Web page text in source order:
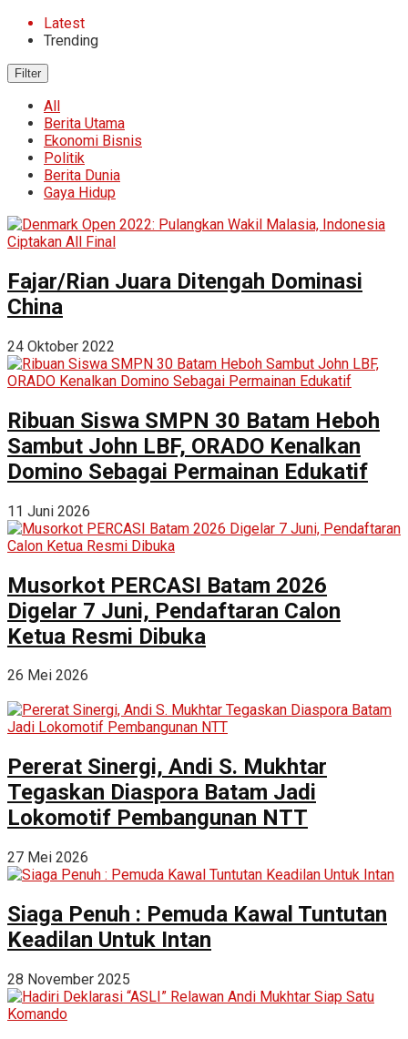
Latest
Trending
Filter
All
Berita Utama
Ekonomi Bisnis
Politik
Berita Dunia
Gaya Hidup
Fajar/Rian Juara Ditengah Dominasi
China
24 Oktober 2022
Ribuan Siswa SMPN 30 Batam Heboh
Sambut John LBF, ORADO Kenalkan
Domino Sebagai Permainan Edukatif
11 Juni 2026
Musorkot PERCASI Batam 2026
Digelar 7 Juni, Pendaftaran Calon
Ketua Resmi Dibuka
26 Mei 2026
Pererat Sinergi, Andi S. Mukhtar
Tegaskan Diaspora Batam Jadi
Lokomotif Pembangunan NTT
27 Mei 2026
Siaga Penuh : Pemuda Kawal Tuntutan
Keadilan Untuk Intan
28 November 2025